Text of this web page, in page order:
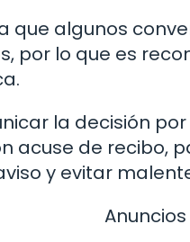
que algunos
por lo que es
la decisión
acuse de recibo,
y evitar
Anuncios